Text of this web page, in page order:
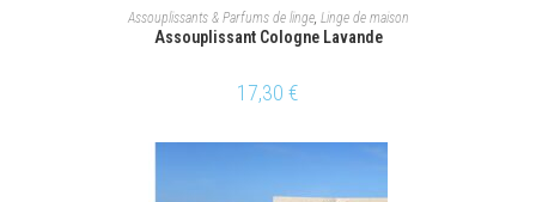
AJOUTER AU PANIER
Assouplissants & Parfums de linge, Linge de maison
Assouplissant Cologne Lavande
17,30 €